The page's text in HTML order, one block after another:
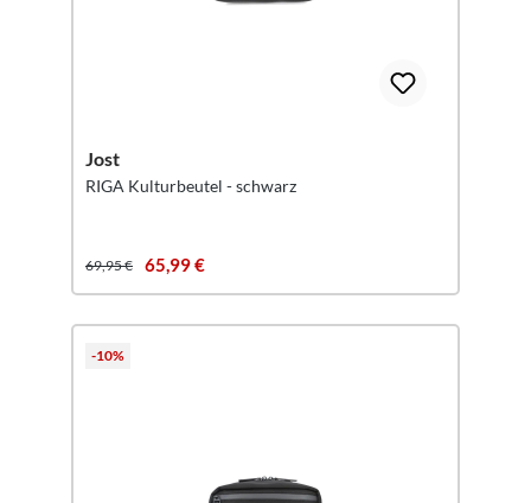
Jost
RIGA Kulturbeutel - schwarz
69,95 € 65,99 €
-10%